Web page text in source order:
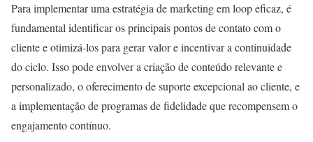
Para implementar uma estratégia de marketing em loop eficaz, é
fundamental identificar os principais pontos de contato com o
cliente e otimizá-los para gerar valor e incentivar a continuidade
do ciclo. Isso pode envolver a criação de conteúdo relevante e
personalizado, o oferecimento de suporte excepcional ao cliente, e
a implementação de programas de fidelidade que recompensem o
engajamento contínuo.